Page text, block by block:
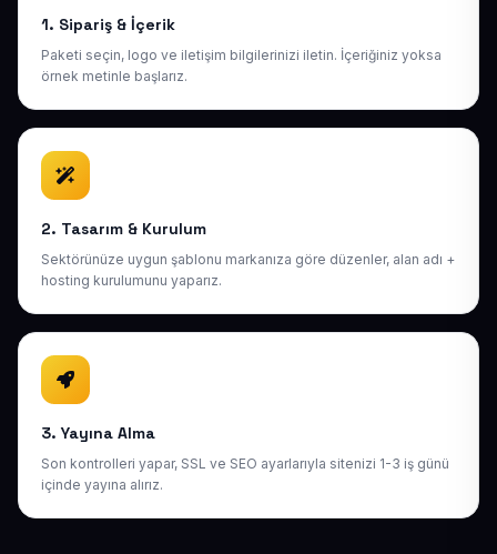
1. Sipariş & İçerik
Paketi seçin, logo ve iletişim bilgilerinizi iletin. İçeriğiniz yoksa
örnek metinle başlarız.
2. Tasarım & Kurulum
Sektörünüze uygun şablonu markanıza göre düzenler, alan adı +
hosting kurulumunu yaparız.
3. Yayına Alma
Son kontrolleri yapar, SSL ve SEO ayarlarıyla sitenizi 1-3 iş günü
içinde yayına alırız.